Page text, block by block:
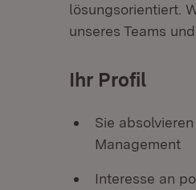
lösungsorientiert.
unseres Teams
Ihr Profil
Sie
Management
Interesse an